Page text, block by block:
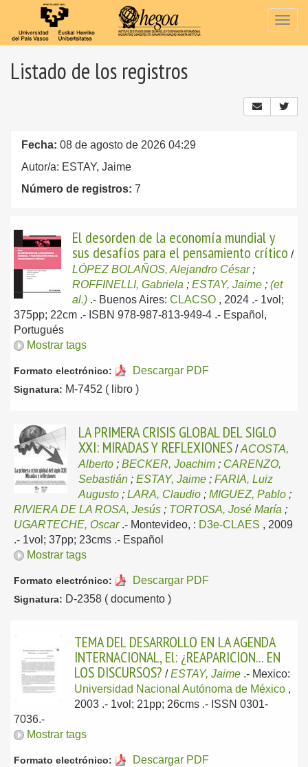
Listado de los registros
Fecha: 08 de agosto de 2026 04:29
Autor/a: ESTAY, Jaime
Número de registros: 7
El desorden de la economía mundial y
sus desafíos para el pensamiento crítico /
LÓPEZ BOLAÑOS, Alejandro César;
ROFFINELLI, Gabriela ; ESTAY, Jaime ; (et
al.) .- Buenos Aires: CLACSO , 2024 .- 1vol;
375pp; 22cm .- ISBN 978-987-813-949-4 .- Español,
Portugués
Mostrar tags
Formato electrónico: Descargar PDF
Signatura: M-7452 ( libro )
LA PRIMERA CRISIS GLOBAL DEL SIGLO
XXI: MIRADAS Y REFLEXIONES /ACOSTA,
Alberto ; BECKER, Joachim ; CARENZO,
Sebastián ; ESTAY, Jaime ; FARIA, Luiz
Augusto ; LARA, Claudio ; MIGUEZ, Pablo ;
RIVIERA DE LA ROSA, Jesús ; TORTOSA, José María ;
UGARTECHE, Oscar .- Montevideo, : D3e-CLAES , 2009
.- 1vol; 37pp; 23cms .- Español
Mostrar tags
Formato electrónico: Descargar PDF
Signatura: D-2358 ( documento )
TEMA DEL DESARROLLO EN LA AGENDA
INTERNACIONAL, El: ¿REAPARICION... EN
LOS DISCURSOS? /ESTAY, Jaime .- Mexico:
Universidad Nacional Autónoma de México ,
2003 .- 1vol; 21pp; 26cms .- ISSN 0301-
7036.-
Mostrar tags
Formato electrónico: Descargar PDF